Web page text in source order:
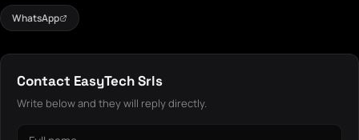
WhatsApp
Contact EasyTech Srls
Write below and they will reply directly.